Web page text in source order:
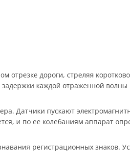
отрезке дороги, стреляя
каждой отраженной волны
Датчики пускают
и по ее колебаниям аппарат
регистрационных знаков.